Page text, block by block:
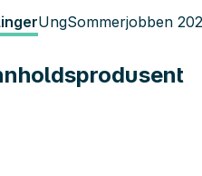
UngSommerjobben